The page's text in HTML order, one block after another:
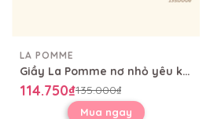
LA POMME
Giầy La Pomme nơ nhỏ yêu kiều
114.750₫135.000₫
Mua ngay